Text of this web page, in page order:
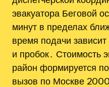
эвакуатора Беговой
минут в пределах
время подачи зависит
и пробок․ Стоимость
район формируется
вызов по Москве